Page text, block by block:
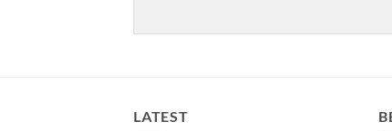
LATEST